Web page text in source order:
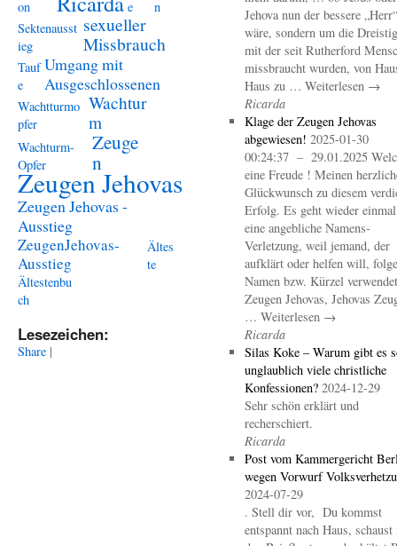
on
e
n
Sektenausst
ieg
sexueller
Missbrauch
Tauf
e
Umgang mit
Ausgeschlossenen
Wachtturmo
pfer
Wachtur
m
Wachturm-
Opfer
Zeuge
n
Zeugen Jehovas
Zeugen Jehovas -
Ausstieg
ZeugenJehovas-
Ausstieg
Ältes
te
Ältestenbu
ch
Lesezeichen:
Share |
Jehova nun der bessere „Herr“
wäre, sondern um die
mit der seit Rutherford
missbraucht wurden, von
Haus zu … Weiterlesen →
Ricarda
Klage der Zeugen Jehovas
abgewiesen! 2025-01-30
00:24:37 – 29.01.2025
eine Freude ! Meinen
Glückwunsch zu diesem
Erfolg. Es geht wieder
eine angebliche Namens-
Verletzung, weil jemand, der
aufklärt oder helfen will,
Namen bzw. Kürzel
Zeugen Jehovas, Jehovas
… Weiterlesen →
Ricarda
Silas Koke – Warum gibt es
unglaublich viele christliche
Konfessionen? 2024-12-29
Sehr schön erklärt und
recherschiert.
Ricarda
Post vom Kammergericht
wegen Vorwurf
2024-07-29
. Stell dir vor, Du kommst
entspannt nach Haus, schaust